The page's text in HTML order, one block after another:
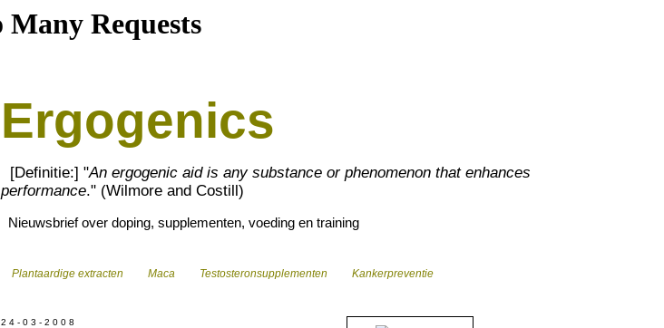
Ergogenics
[Definitie:] "An ergogenic aid is any substance or phenomenon that enhances
performance." (Wilmore and Costill)
Nieuwsbrief over doping, supplementen, voeding en training
Plantaardige extracten Maca Testosteronsupplementen Kankerpreventie
2 4 - 0 3 - 2 0 0 8